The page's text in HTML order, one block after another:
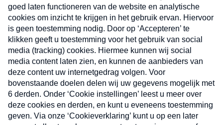
Verzend
Nieuwsbrief
Neem hier een gratis abonnement op onze